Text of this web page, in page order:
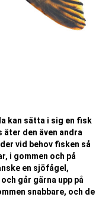
kan sätta i sig en fisk
den även andra
vid behov fisken så
i gommen och på
en sjöfågel,
går gärna upp på
snabbare, och de